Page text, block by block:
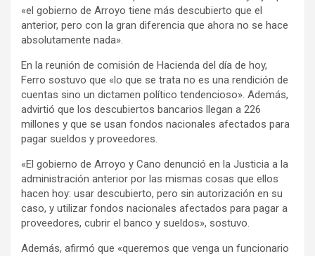
k
p
dl
y
«el gobierno de Arroyo tiene más descubierto que el
anterior, pero con la gran diferencia que ahora no se hace
absolutamente nada».
En la reunión de comisión de Hacienda del día de hoy,
Ferro sostuvo que «lo que se trata no es una rendición de
cuentas sino un dictamen político tendencioso». Además,
advirtió que los descubiertos bancarios llegan a 226
millones y que se usan fondos nacionales afectados para
pagar sueldos y proveedores.
«El gobierno de Arroyo y Cano denunció en la Justicia a la
administración anterior por las mismas cosas que ellos
hacen hoy: usar descubierto, pero sin autorización en su
caso, y utilizar fondos nacionales afectados para pagar a
proveedores, cubrir el banco y sueldos», sostuvo.
Además, afirmó que «queremos que venga un funcionario